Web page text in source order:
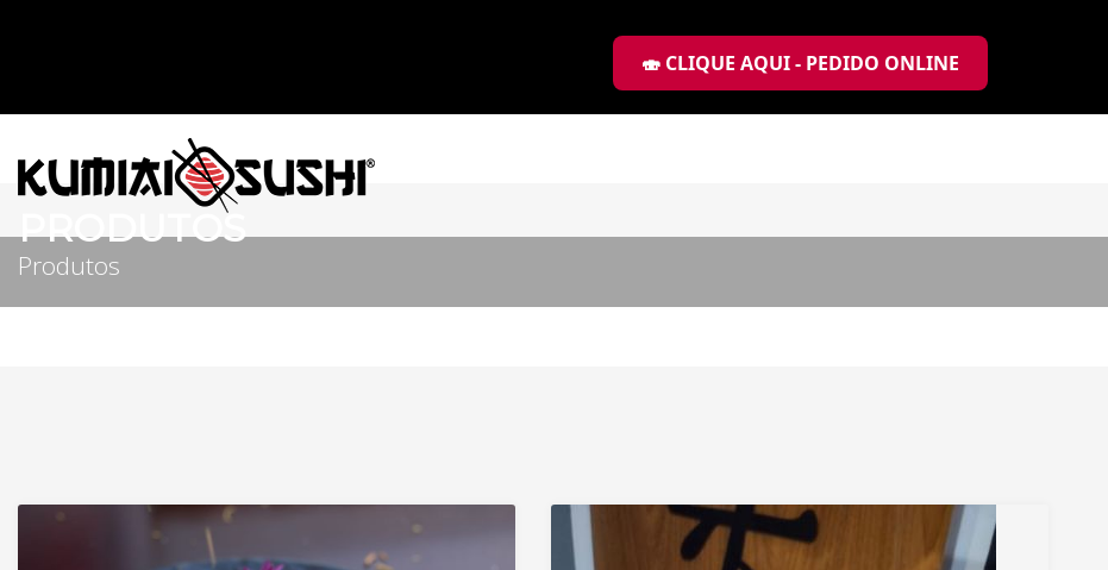
🍣 CLIQUE AQUI - PEDIDO ONLINE
PRODUTOS
Produtos